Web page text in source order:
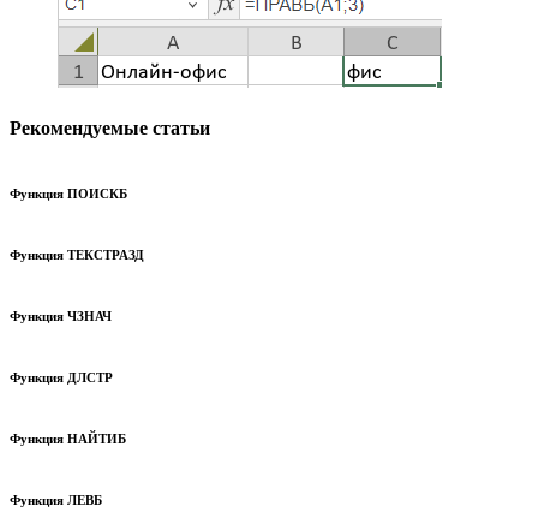
Рекомендуемые статьи
Функция ПОИСКБ
Функция ТЕКСТРАЗД
Функция ЧЗНАЧ
Функция ДЛСТР
Функция НАЙТИБ
Функция ЛЕВБ